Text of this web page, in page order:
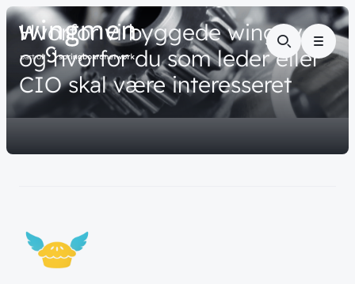
Menu
Hvorfor vi byggede wingpy –
og hvorfor du som leder eller
CIO skal være interesseret